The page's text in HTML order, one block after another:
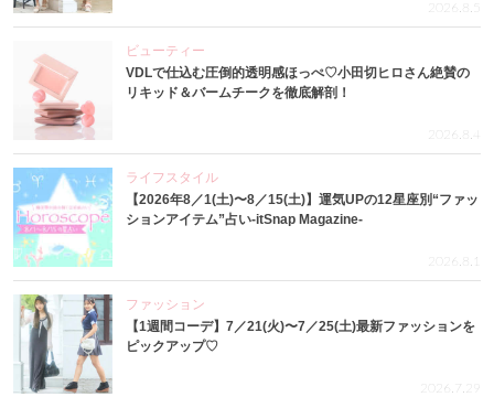
2026.8.5
ビューティー
VDLで仕込む圧倒的透明感ほっぺ♡小田切ヒロさん絶賛の
リキッド＆バームチークを徹底解剖！
2026.8.4
ライフスタイル
【2026年8／1(土)〜8／15(土)】運気UPの12星座別“ファッ
ションアイテム”占い-itSnap Magazine-
2026.8.1
ファッション
【1週間コーデ】7／21(火)〜7／25(土)最新ファッションを
ピックアップ♡
2026.7.29